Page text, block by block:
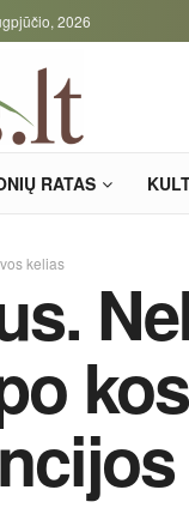
2026
RATAS
kelias